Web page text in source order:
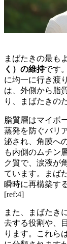
まばたきの最も
く）の維持です
に均一に行き渡
は、外側から脂
り、まばたきの
脂質層はマイボ
蒸発を防ぐバリ
泌され、角膜へ
も内側のムチン
ク質で、涙液が
ています。まば
瞬時に再構築す
[ref:4]
また、まばたき
去する役割や、
ります。これら